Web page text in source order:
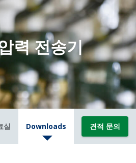
력 전송기
실 Downloads 견적 문의